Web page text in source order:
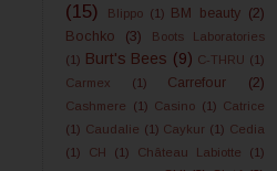
(15)
Blippo (1) BM beauty (2)
Bochko
(3)
Boots Laboratories
(1) Burt's Bees (9) C-THRU (1)
Carmex
(1) Carrefour (2)
Cashmere (1) Casino (1) Catrice
(1) Caudalie (1) Caykur (1) Cedia
(1)
CH (1) Château Labiotte
(1)